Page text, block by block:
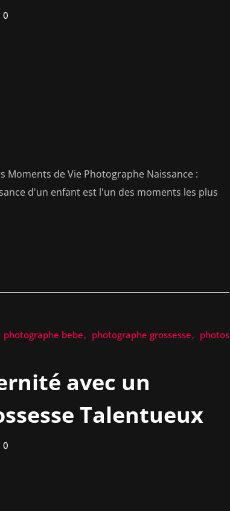
0
Moments de Vie Photographe Naissance :
d'un enfant est l'un des moments les plus
photographe bebe photographe grossesse
photos
avec un
Talentueux
0